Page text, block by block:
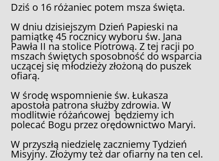
Dziś o 16 różaniec potem msza święta.
W dniu dzisiejszym Dzień Papieski na
pamiątkę 45 rocznicy wyboru św. Jana
Pawła II na stolice Piotrową. Z tej racji po
mszach świętych sposobność do wsparcia
uczącej się młodzieży złożoną do puszek
ofiarą.
W środę wspomnienie św. Łukasza
apostoła patrona służby zdrowia. W
modlitwie różańcowej będziemy ich
polecać Bogu przez orędownictwo Maryi.
W przyszłą niedzielę zaczniemy Tydzień
Misyjny. Złożymy też dar ofiarny na ten cel.